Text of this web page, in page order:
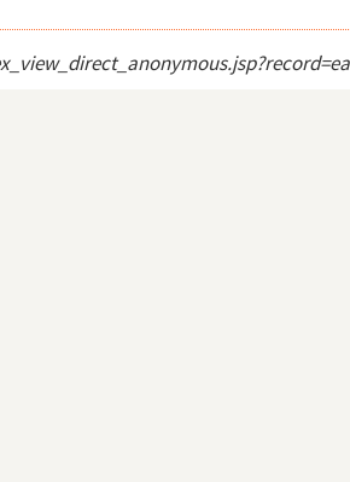
et coté cour